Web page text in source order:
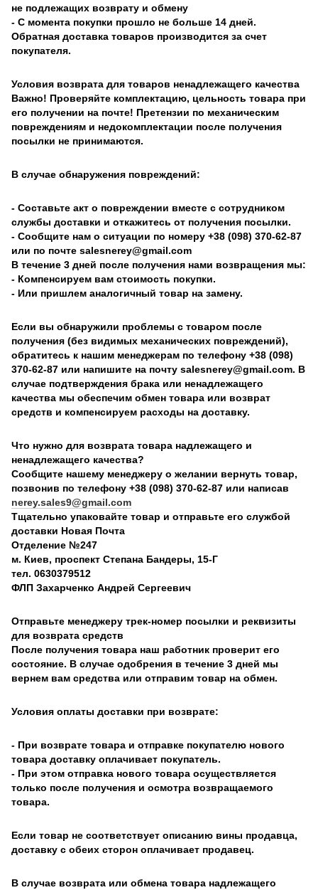
не подлежащих возврату и обмену
- С момента покупки прошло не больше 14 дней.
Обратная доставка товаров производится за счет
покупателя.
Условия возврата для товаров ненадлежащего качества
Важно! Проверяйте комплектацию, цельность товара при
его получении на почте! Претензии по механическим
повреждениям и недокомплектации после получения
посылки не принимаются.
В случае обнаружения повреждений:
- Составьте акт о повреждении вместе с сотрудником
службы доставки и откажитесь от получения посылки.
- Сообщите нам о ситуации по номеру +38 (098) 370-62-87
или по почте salesnerey@gmail.com
В течение 3 дней после получения нами возвращения мы:
- Компенсируем вам стоимость покупки.
- Или пришлем аналогичный товар на замену.
Если вы обнаружили проблемы с товаром после
получения (без видимых механических повреждений),
обратитесь к нашим менеджерам по телефону +38 (098)
370-62-87 или напишите на почту salesnerey@gmail.com. В
случае подтверждения брака или ненадлежащего
качества мы обеспечим обмен товара или возврат
средств и компенсируем расходы на доставку.
Что нужно для возврата товара надлежащего и
ненадлежащего качества?
Сообщите нашему менеджеру о желании вернуть товар,
позвонив по телефону +38 (098) 370-62-87 или написав
nerey.sales9@gmail.com
Тщательно упаковайте товар и отправьте его службой
доставки Новая Почта
Отделение №247
м. Киев, проспект Степана Бандеры, 15-Г
тел. 0630379512
ФЛП Захарченко Андрей Сергеевич
Отправьте менеджеру трек-номер посылки и реквизиты
для возврата средств
После получения товара наш работник проверит его
состояние. В случае одобрения в течение 3 дней мы
вернем вам средства или отправим товар на обмен.
Условия оплаты доставки при возврате:
- При возврате товара и отправке покупателю нового
товара доставку оплачивает покупатель.
- При этом отправка нового товара осуществляется
только после получения и осмотра возвращаемого
товара.
Если товар не соответствует описанию вины продавца,
доставку с обеих сторон оплачивает продавец.
В случае возврата или обмена товара надлежащего